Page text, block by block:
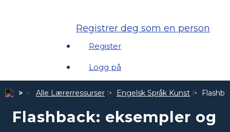
Registrer deg som en person
Register
Logg på
Alle Lærerressurser Engelsk Språk Kunst
Flashback: eksempler og